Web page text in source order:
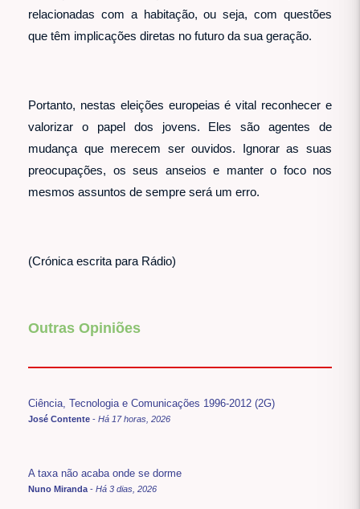
relacionadas com a habitação, ou seja, com questões
que têm implicações diretas no futuro da sua geração.
Portanto, nestas eleições europeias é vital reconhecer e
valorizar o papel dos jovens. Eles são agentes de
mudança que merecem ser ouvidos. Ignorar as suas
preocupações, os seus anseios e manter o foco nos
mesmos assuntos de sempre será um erro.
(Crónica escrita para Rádio)
Outras Opiniões
Ciência, Tecnologia e Comunicações 1996-2012 (2G)
José Contente - Há 17 horas, 2026
A taxa não acaba onde se dorme
Nuno Miranda - Há 3 dias, 2026